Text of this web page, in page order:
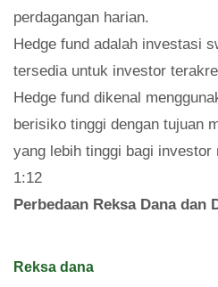
perdagangan harian.
Hedge fund adalah investasi
tersedia untuk investor
Hedge fund dikenal
berisiko tinggi dengan tujuan
yang lebih tinggi bagi investor
1:12
Perbedaan Reksa Dana dan
Reksa dana